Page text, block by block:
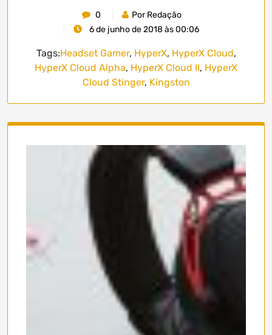
0
Por Redação
6 de junho de 2018 às 00:06
Tags:Headset Gamer, HyperX, HyperX Cloud,
HyperX Cloud Alpha, HyperX Cloud II, HyperX
Cloud Stinger, Kingston